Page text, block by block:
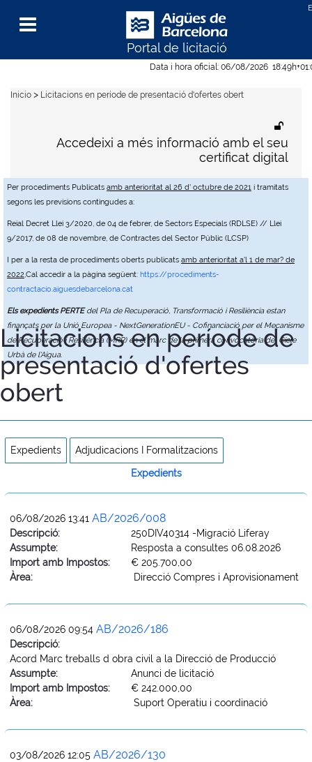
Data i hora oficial: 06/08/2026 18:49h
Per procediments Publicats amb anterioritat al 26 d' octubre de 2021 i tramitats
segons les previsions contingudes a:
Reial Decret Llei 3/2020, de 04 de febrer, de Sectors Especials (RDLSE) // Llei
9/2017, de 08 de novembre, de Contractes del Sector Públic (LCSP)
I per a la resta de procediments oberts publicats amb anterioritat a'l 1 de mar? de
2022,Cal accedir a la pàgina següent: https://procediments-
contractacio.aiguesdebarcelona.cat
Els expedients PERTEdel Pla de Recuperació, Transformació i Resiliència estan
finançats per la Unió Europea - NextGenerationEU - Cofinanciació per el Mecanisme
de Recuperació i Resiliència (MRR) en el marc de la primera convocatòria del Cicle
Urbà de l'Aigua.
Portal de licitació
Menu
Accedeixi a més informació amb el seu
certificat digital
Inicio > Licitacions en període de presentació d'ofertes obert
Licitacions en període de
presentació d'ofertes
obert
Expedients Adjudicacions I Formalitzacions
Expedients
06/08/2026 13:41 AB/2026/008
Descripció:
250DIV40314 -Migració Liferay
Assumpte:
Resposta a consultes 06.08.2026
Import amb Impostos:
€ 205.700,00
Àrea:
Direcció Compres i Aprovisionament
06/08/2026 09:54 AB/2026/186
Descripció:
Acord Marc treballs d obra civil a la Direcció de Producció
Assumpte:
Anunci de licitació
Import amb Impostos:
€ 242.000,00
Àrea:
Suport Operatiu i coordinació
03/08/2026 12:05 AB/2026/130